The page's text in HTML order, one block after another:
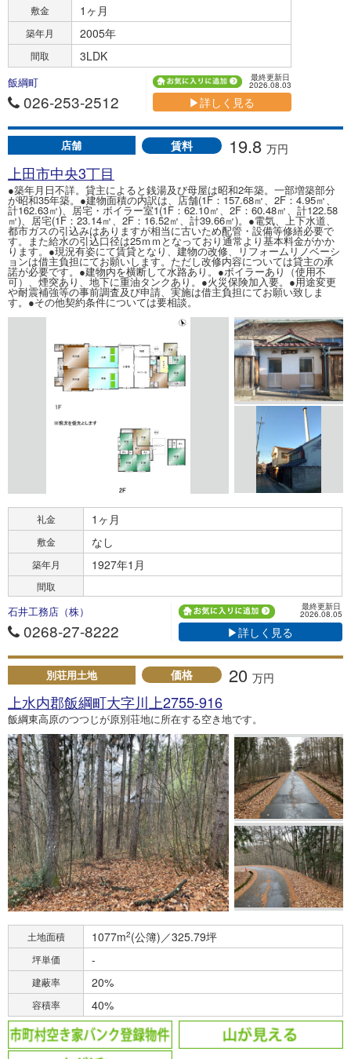
敷金 1ヶ月
築年月 2005年
間取 3LDK
飯綱町
026-253-2512
最終更新日
2026.08.03
▶詳しく見る
店舗 賃料 19.8 万円
上田市中央3丁目
●築年月日不詳。貸主によると銭湯及び母屋は昭和2年築。一部増築部分
が昭和35年築。●建物面積の内訳は、店舗(1F：157.68㎡、2F：4.95㎡、
計162.63㎡)、居宅・ボイラー室1(1F：62.10㎡、2F：60.48㎡、計122.58
㎡)、居宅(1F：23.14㎡、2F：16.52㎡、計39.66㎡)。●電気、上下水道、
都市ガスの引込みはありますが相当に古いため配管・設備等修繕必要で
す。また給水の引込口径は25ｍｍとなっており通常より基本料金がかか
ります。●現況有姿にて賃貸となり、建物の改修、リフォームリノベーシ
ョンは借主負担にてお願いします。ただし改修内容については貸主の承
諾が必要です。●建物内を横断して水路あり。●ボイラーあり（使用不
可）、煙突あり、地下に重油タンクあり。●火災保険加入要。●用途変更
や耐震補強等の事前調査及び申請、実施は借主負担にてお願い致しま
す。●その他契約条件については要相談。
礼金 1ヶ月
敷金 なし
築年月 1927年1月
間取
石井工務店（株）
0268-27-8222
最終更新日
2026.08.05
▶詳しく見る
別荘用土地 価格 20 万円
上水内郡飯綱町大字川上2755-916
飯綱東高原のつつじが原別荘地に所在する空き地です。
土地面積 1077m2(公簿)／325.79坪
坪単価 -
建蔽率 20%
容積率 40%